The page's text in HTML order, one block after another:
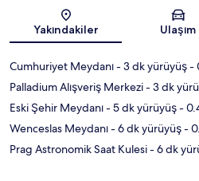
Yakındakiler Ulaşım
Cumhuriyet Meydanı- 3 dk yürüyüş-
Palladium Alışveriş Merkezi- 3 dk
Eski Şehir Meydanı- 5 dk yürüyüş-
Wenceslas Meydanı- 6 dk yürüyüş-
Prag Astronomik Saat Kulesi- 6 dk